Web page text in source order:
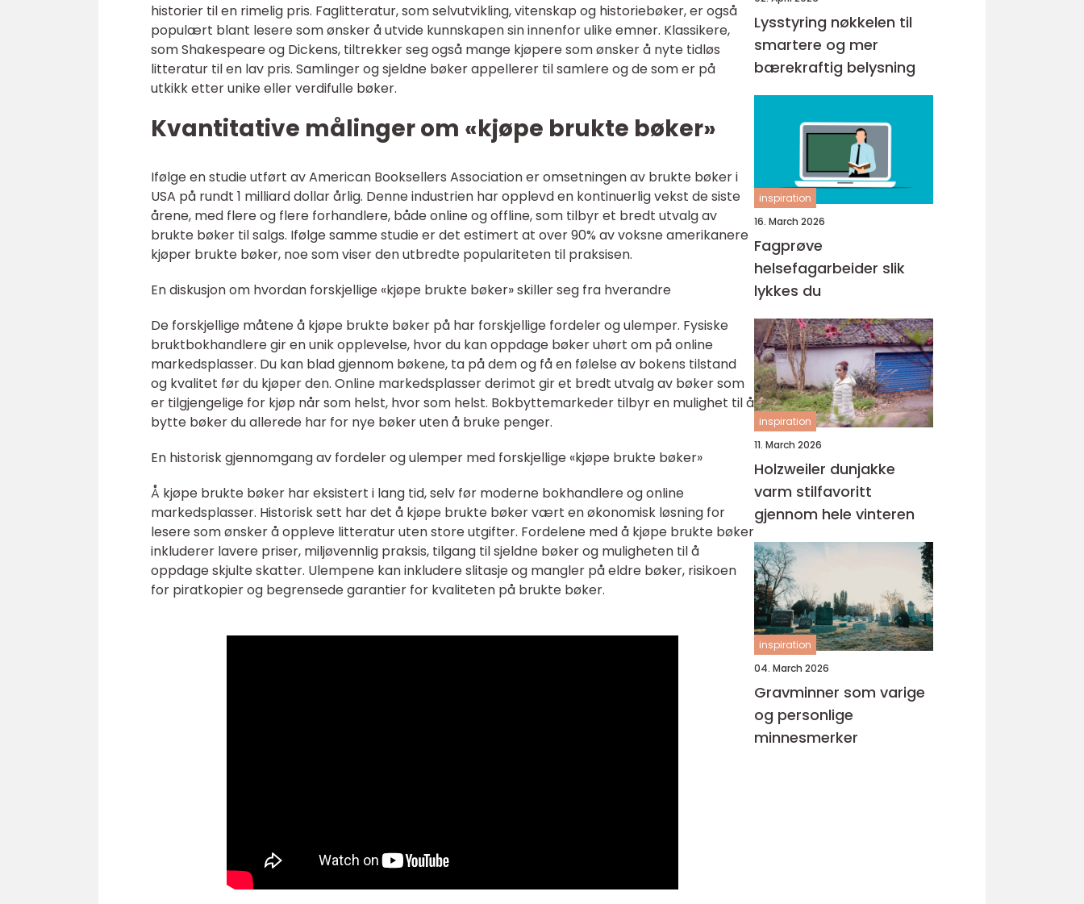
historier til en rimelig pris. Faglitteratur, som selvutvikling, vitenskap og historiebøker, er også
populært blant lesere som ønsker å utvide kunnskapen sin innenfor ulike emner. Klassikere,
som Shakespeare og Dickens, tiltrekker seg også mange kjøpere som ønsker å nyte tidløs
litteratur til en lav pris. Samlinger og sjeldne bøker appellerer til samlere og de som er på
utkikk etter unike eller verdifulle bøker.
Kvantitative målinger om «kjøpe brukte bøker»
Ifølge en studie utført av American Booksellers Association er omsetningen av brukte bøker i
USA på rundt 1 milliard dollar årlig. Denne industrien har opplevd en kontinuerlig vekst de siste
årene, med flere og flere forhandlere, både online og offline, som tilbyr et bredt utvalg av
brukte bøker til salgs. Ifølge samme studie er det estimert at over 90% av voksne amerikanere
kjøper brukte bøker, noe som viser den utbredte populariteten til praksisen.
En diskusjon om hvordan forskjellige «kjøpe brukte bøker» skiller seg fra hverandre
De forskjellige måtene å kjøpe brukte bøker på har forskjellige fordeler og ulemper. Fysiske
bruktbokhandlere gir en unik opplevelse, hvor du kan oppdage bøker uhørt om på online
markedsplasser. Du kan blad gjennom bøkene, ta på dem og få en følelse av bokens tilstand
og kvalitet før du kjøper den. Online markedsplasser derimot gir et bredt utvalg av bøker som
er tilgjengelige for kjøp når som helst, hvor som helst. Bokbyttemarkeder tilbyr en mulighet til å
bytte bøker du allerede har for nye bøker uten å bruke penger.
En historisk gjennomgang av fordeler og ulemper med forskjellige «kjøpe brukte bøker»
Å kjøpe brukte bøker har eksistert i lang tid, selv før moderne bokhandlere og online
markedsplasser. Historisk sett har det å kjøpe brukte bøker vært en økonomisk løsning for
lesere som ønsker å oppleve litteratur uten store utgifter. Fordelene med å kjøpe brukte bøker
inkluderer lavere priser, miljøvennlig praksis, tilgang til sjeldne bøker og muligheten til å
oppdage skjulte skatter. Ulempene kan inkludere slitasje og mangler på eldre bøker, risikoen
for piratkopier og begrensede garantier for kvaliteten på brukte bøker.
Lysstyring nøkkelen til
smartere og mer
bærekraftig belysning
inspiration
16. March 2026
Fagprøve
helsefagarbeider slik
lykkes du
inspiration
11. March 2026
Holzweiler dunjakke
varm stilfavoritt
gjennom hele vinteren
inspiration
04. March 2026
Gravminner som varige
og personlige
minnesmerker